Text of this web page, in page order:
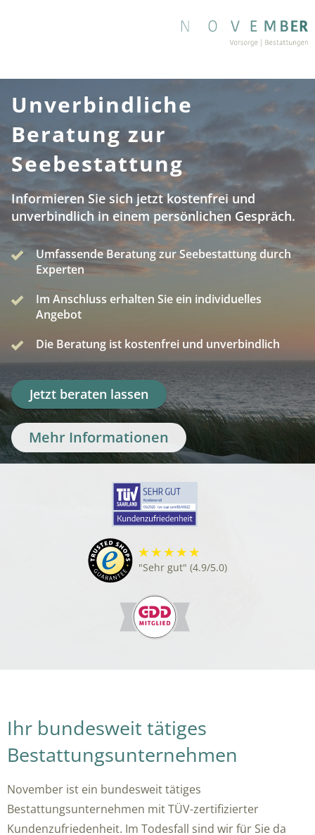
Unverbindliche
Beratung zur
Seebestattung
Informieren Sie sich jetzt kostenfrei und
unverbindlich in einem persönlichen Gespräch.
Umfassende Beratung zur Seebestattung durch
Experten
Im Anschluss erhalten Sie ein individuelles
Angebot
Die Beratung ist kostenfrei und unverbindlich
Jetzt beraten lassen
Mehr Informationen
"Sehr gut" (4.9/5.0)
Ihr bundesweit tätiges
Bestattungsunternehmen
November ist ein bundesweit tätiges
Bestattungsunternehmen mit TÜV-zertifizierter
Kundenzufriedenheit. Im Todesfall sind wir für Sie da